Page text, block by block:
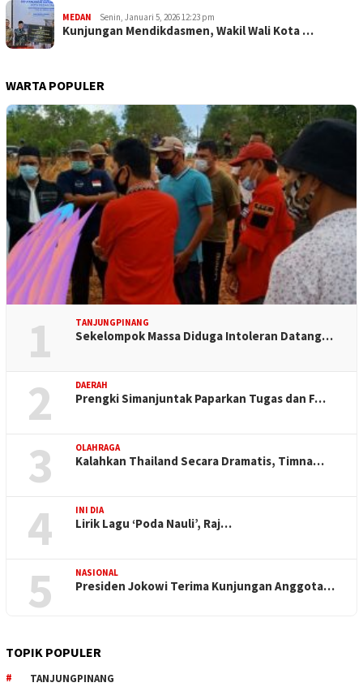
MEDAN Senin, Januari 5, 2026 12:23 pm
Kunjungan Mendikdasmen, Wakil Wali Kota …
WARTA POPULER
1 TANJUNGPINANG
Sekelompok Massa Diduga Intoleran Datang…
2 DAERAH
Prengki Simanjuntak Paparkan Tugas dan F…
3 OLAHRAGA
Kalahkan Thailand Secara Dramatis, Timna…
4 INI DIA
Lirik Lagu ‘Poda Nauli’, Raj…
5 NASIONAL
Presiden Jokowi Terima Kunjungan Anggota…
TOPIK POPULER
TANJUNGPINANG